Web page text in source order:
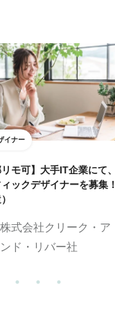
イナー
リモ可】大手IT企業にて、
ックデザイナーを募集！
株式会社クリーク・ア
ンド・リバー社